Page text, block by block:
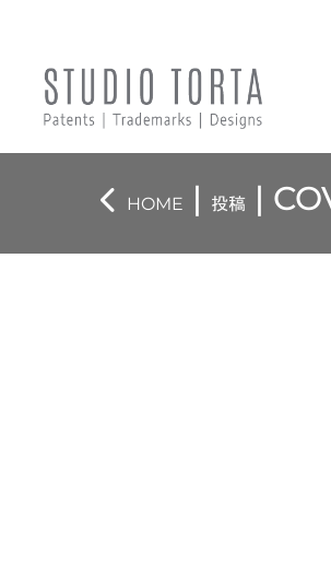
HOME | 投稿 |